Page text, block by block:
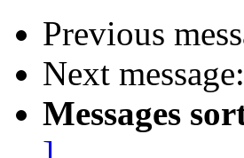
Previous
Next message:
Messages